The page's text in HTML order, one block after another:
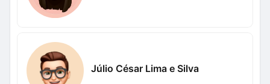
Júlio César Lima e Silva